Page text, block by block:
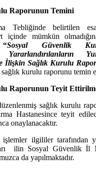
Raporunun Temini
Tebliğinde belirtilen
içinde mümkün
“Sosyal Güvenlik
Yararlandırılanların
İlişkin Sağlık Kurulu
sağlık kurulu raporunu temin
Raporunun Teyit
sağlık kurulu
Hastanesince teyit
onaylanacaktır.
ilgililer tarafından
ilin Sosyal Güvenlik İl
da yapılmaktadır.